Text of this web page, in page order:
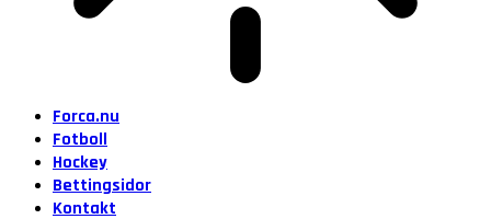
Forca.nu
Fotboll
Hockey
Bettingsidor
Kontakt